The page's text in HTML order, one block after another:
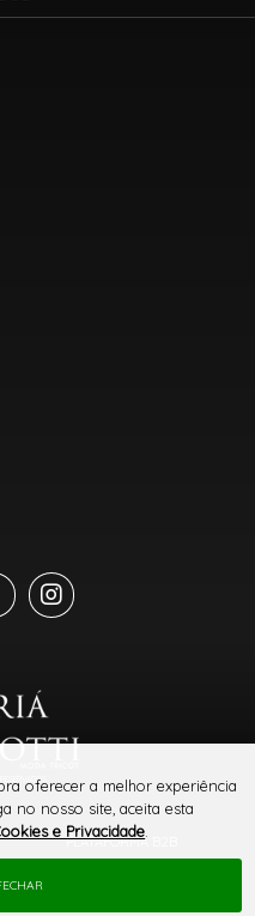
PLATAFORMA B2B
oferecer a melhor experiência
no nosso site, aceita esta
e Privacidade